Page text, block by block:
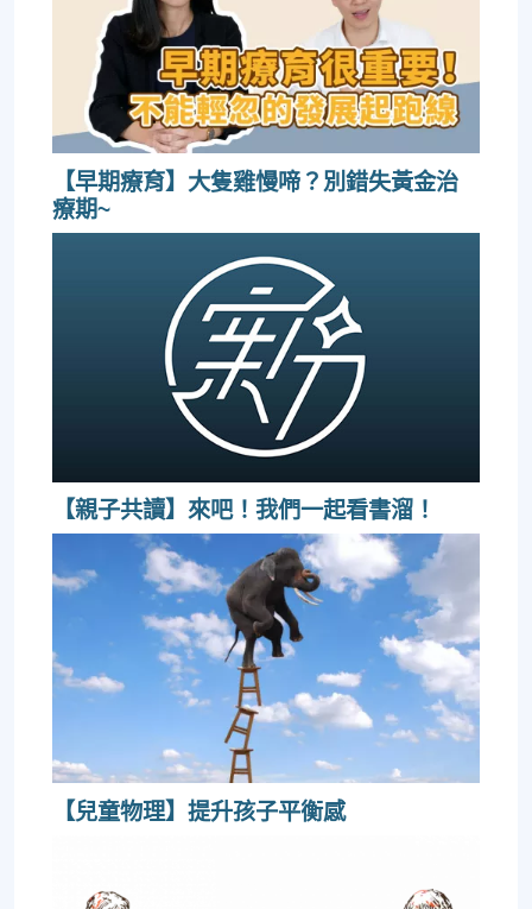
【早期療育】大隻雞慢啼？別錯失黃金治
療期~
【親子共讀】來吧！我們一起看書溜！
【兒童物理】提升孩子平衡感